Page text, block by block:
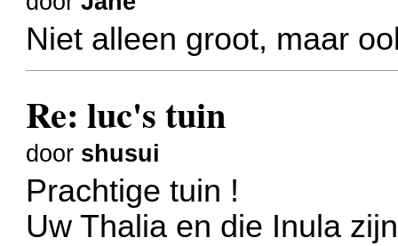
Niet alleen groot, maar
Re: luc's tuin
door shusui
Prachtige tuin !
Uw Thalia en die Inula